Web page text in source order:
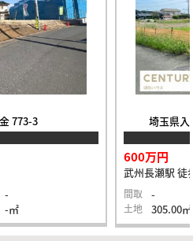
773-3
-
-㎡
埼玉県入
600万円
武州長瀬駅 徒
間取 -
土地 305.00㎡